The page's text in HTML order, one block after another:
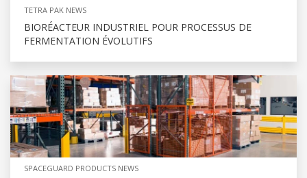
TETRA PAK NEWS
BIORÉACTEUR INDUSTRIEL POUR PROCESSUS DE
FERMENTATION ÉVOLUTIFS
SPACEGUARD PRODUCTS NEWS